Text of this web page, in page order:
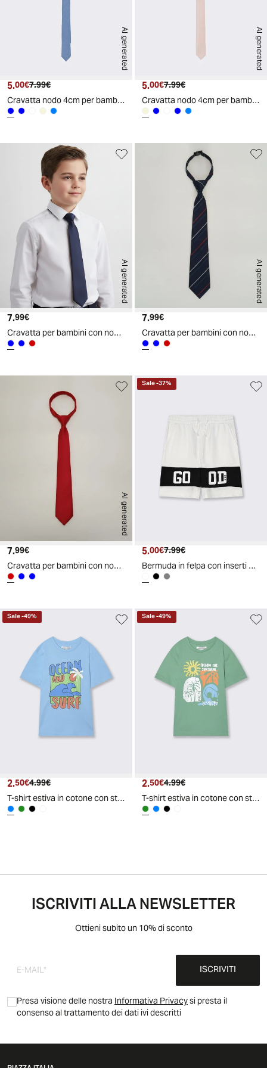
AI generated
Prezzo attuale
5.00€ Prezzo originale
7.99€
Cravatta nodo 4cm per bambini - Denim
AI generated
Prezzo attuale
5.00€ Prezzo originale
7.99€
Cravatta nodo 4cm per bambini - Beige
AI generated
Prezzo attuale
7.99€
Cravatta per bambini con nodo elegante - Blu navy
AI generated
Prezzo attuale
7.99€
Cravatta per bambini con nodo elegante - blu bianco
AI generated
Prezzo attuale
7.99€
Cravatta per bambini con nodo elegante - Rosso
Sale-37%
Prezzo attuale
5.00€ Prezzo originale
7.99€
Bermuda in felpa con inserti a contrasto - Bianco
Sale-49%
Prezzo attuale
2.50€ Prezzo originale
4.99€
T-shirt estiva in cotone con stampa - Azzurro
Sale-49%
Prezzo attuale
2.50€ Prezzo originale
4.99€
T-shirt estiva in cotone con stampa - Verde mela
ISCRIVITI ALLA NEWSLETTER
Ottieni subito un 10% di sconto
ISCRIVITI
Presa visione delle nostraInformativa Privacysi presta il
consenso al trattamento dei dati ivi descritti